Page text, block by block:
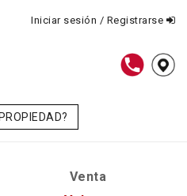
Iniciar sesión / Registrarse
Venta